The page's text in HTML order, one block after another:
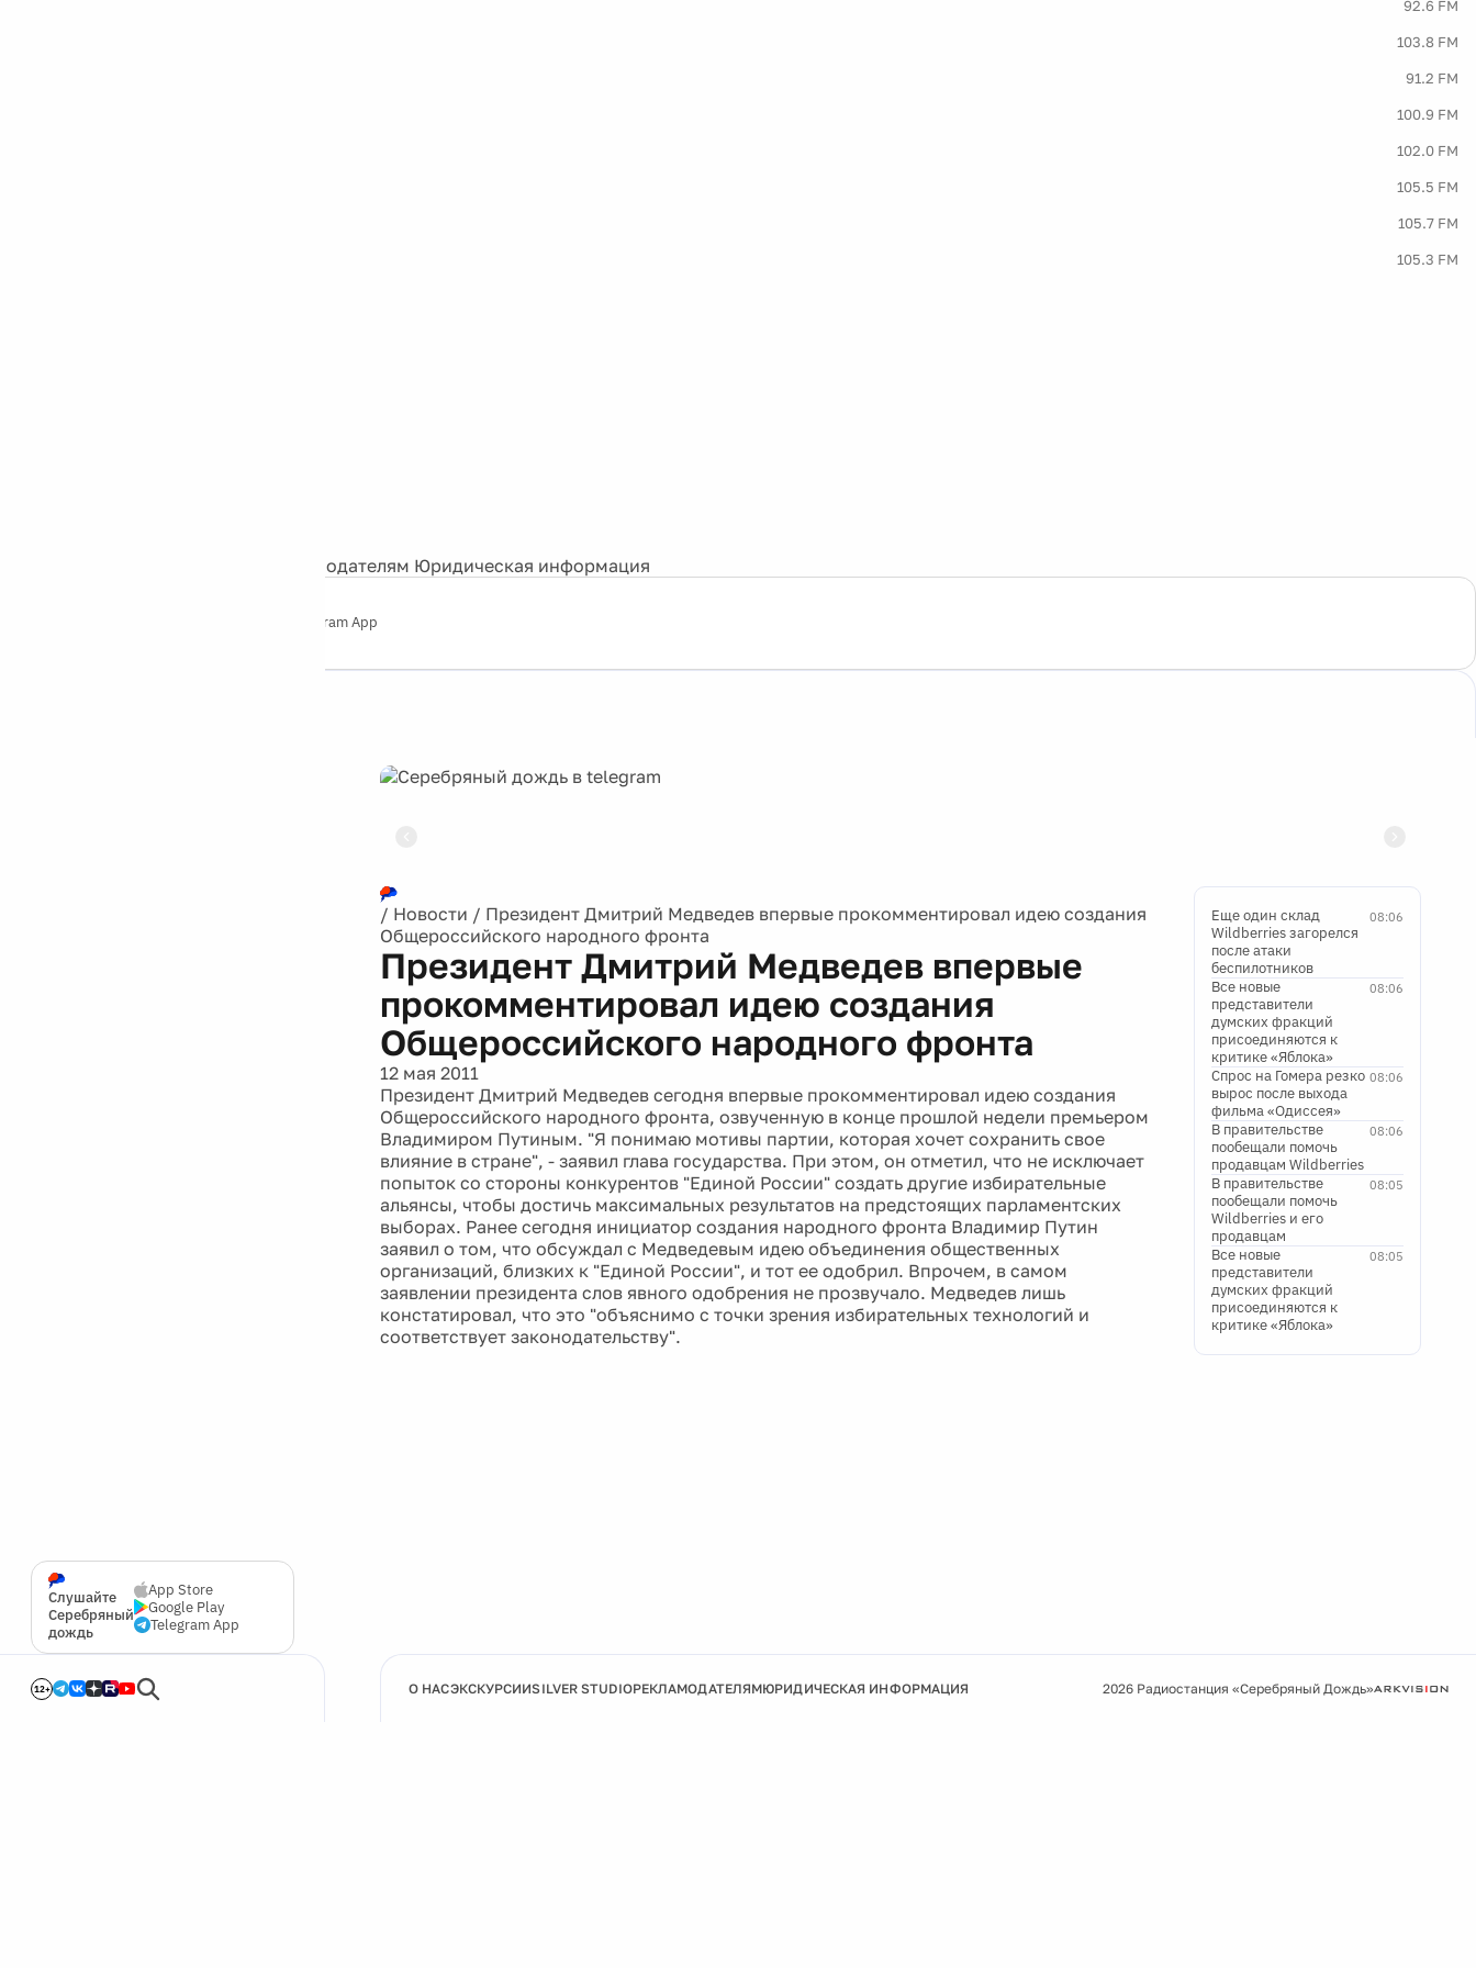
92.6 FM
103.8 FM
91.2 FM
100.9 FM
102.0 FM
105.5 FM
105.7 FM
105.3 FM
Рекламодателям Юридическая информация
Telegram App
Слушайте
Серебряный
дождь
App Store
Google Play
Telegram App
12+
/ Новости / Президент Дмитрий Медведев впервые прокомментировал идею создания
Общероссийского народного фронта
Президент Дмитрий Медведев впервые
прокомментировал идею создания
Общероссийского народного фронта
12 мая 2011
Президент Дмитрий Медведев сегодня впервые прокомментировал идею создания
Общероссийского народного фронта, озвученную в конце прошлой недели премьером
Владимиром Путиным. "Я понимаю мотивы партии, которая хочет сохранить свое
влияние в стране", - заявил глава государства. При этом, он отметил, что не исключает
попыток со стороны конкурентов "Единой России" создать другие избирательные
альянсы, чтобы достичь максимальных результатов на предстоящих парламентских
выборах. Ранее сегодня инициатор создания народного фронта Владимир Путин
заявил о том, что обсуждал с Медведевым идею объединения общественных
организаций, близких к "Единой России", и тот ее одобрил. Впрочем, в самом
заявлении президента слов явного одобрения не прозвучало. Медведев лишь
констатировал, что это "объяснимо с точки зрения избирательных технологий и
соответствует законодательству".
08:06
Еще один склад
Wildberries загорелся
после атаки
беспилотников
08:06
Все новые
представители
думских фракций
присоединяются к
критике «Яблока»
08:06
Спрос на Гомера резко
вырос после выхода
фильма «Одиссея»
08:06
В правительстве
пообещали помочь
продавцам Wildberries
08:05
В правительстве
пообещали помочь
Wildberries и его
продавцам
08:05
Все новые
представители
думских фракций
присоединяются к
критике «Яблока»
О НАСЭКСКУРСИИSILVER STUDIOРЕКЛАМОДАТЕЛЯМЮРИДИЧЕСКАЯ ИНФОРМАЦИЯ 2026 Радиостанция «Серебряный Дождь»